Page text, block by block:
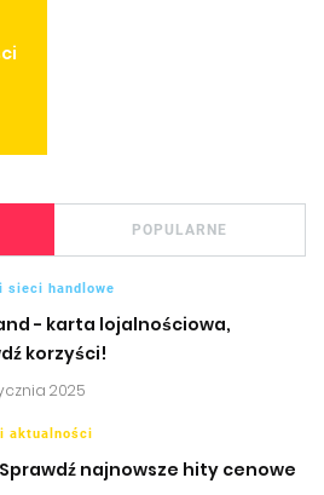
POPULARNE
sieci handlowe
- karta lojalnościowa,
korzyści!
2025
i aktualności
najnowsze hity cenowe